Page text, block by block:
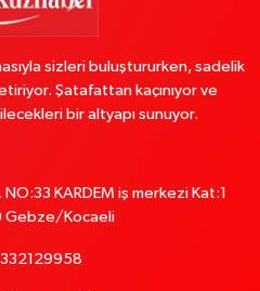
sizleri buluştururken, sadelik
Şatafattan kaçınıyor ve
bir altyapı sunuyor.
NO:33 KARDEM iş merkezi Kat:1
Gebze/Kocaeli